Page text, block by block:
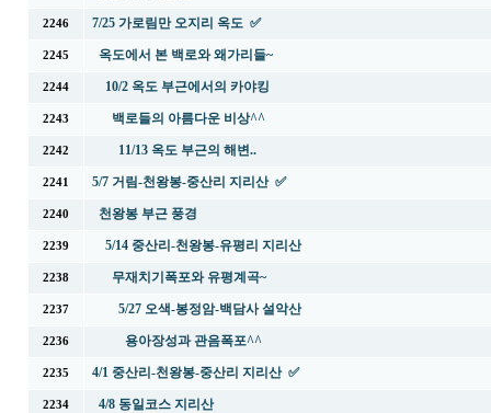
2246 7/25 가로림만 오지리 옥도 ✅
2245 옥도에서 본 백로와 왜가리들~
2244 10/2 옥도 부근에서의 카야킹
2243 백로들의 아름다운 비상^^
2242 11/13 옥도 부근의 해변..
2241 5/7 거림-천왕봉-중산리 지리산 ✅
2240 천왕봉 부근 풍경
2239 5/14 중산리-천왕봉-유평리 지리산
2238 무재치기폭포와 유평계곡~
2237 5/27 오색-봉정암-백담사 설악산
2236 용아장성과 관음폭포^^
2235 4/1 중산리-천왕봉-중산리 지리산 ✅
2234 4/8 동일코스 지리산